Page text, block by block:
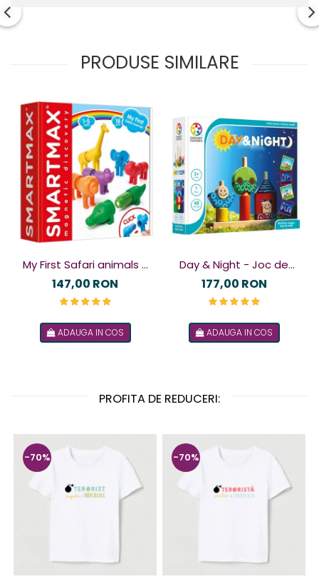
PRODUSE SIMILARE
My First Safari animals -
Joc magnetic
147,00 RON
ADAUGA IN COS
Day & Night - Joc de
logică
177,00 RON
ADAUGA IN COS
PROFITA DE REDUCERI:
-70% -70%